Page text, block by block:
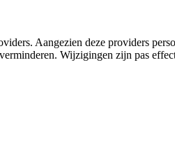
Aangezien deze providers
Wijzigingen zijn pas